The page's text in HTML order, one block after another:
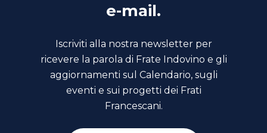
e-mail.
Iscriviti alla nostra newsletter per
ricevere la parola di Frate Indovino e gli
aggiornamenti sul Calendario, sugli
eventi e sui progetti dei Frati
Francescani.